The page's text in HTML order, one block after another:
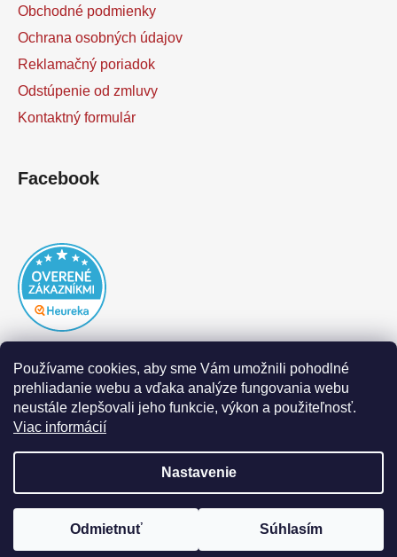
Používame cookies, aby sme Vám umožnili pohodlné
prehliadanie webu a vďaka analýze fungovania webu
neustále zlepšovali jeho funkcie, výkon a použiteľnosť.
Viac informácií
Nastavenie
Odmietnuť Súhlasím
Obchodné podmienky
Ochrana osobných údajov
Reklamačný poriadok
Odstúpenie od zmluvy
Kontaktný formulár
Facebook
|Realizoval Appgrade
Copyright 2026
. Všetky práva
vyhradené.Upraviť nastavenie cookies